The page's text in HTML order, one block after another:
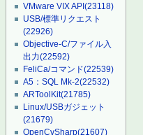
VMware VIX API(23118)
USB/標準リクエスト
(22926)
Objective-C/ファイル入
出力(22592)
FeliCa/コマンド(22539)
A5：SQL Mk-2(22532)
ARToolKit(21785)
Linux/USBガジェット
(21679)
OpenCvSharp(21607)